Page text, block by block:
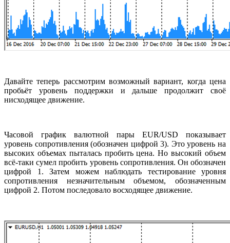
Давайте теперь рассмотрим возможный вариант, когда цена
пробьёт уровень поддержки и дальше продолжит своё
нисходящее движение.
Часовой график валютной пары EUR/USD показывает
уровень сопротивления (обозначен цифрой 3). Это уровень на
высоких объемах пыталась пробить цена. Но высокий объем
всё-таки сумел пробить уровень сопротивления. Он обозначен
цифрой 1. Затем можем наблюдать тестирование уровня
сопротивления незначительным объемом, обозначенным
цифрой 2. Потом последовало восходящее движение.